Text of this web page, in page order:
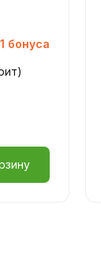
1 бонуса